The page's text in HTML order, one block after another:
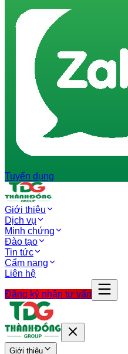
Tuyển dụng
Giới thiệu
Dịch vụ
Minh chứng
Đào tạo
Tin tức
Cẩm nang
Liên hệ
Đăng ký nhận tư vấn
Giới thiệu